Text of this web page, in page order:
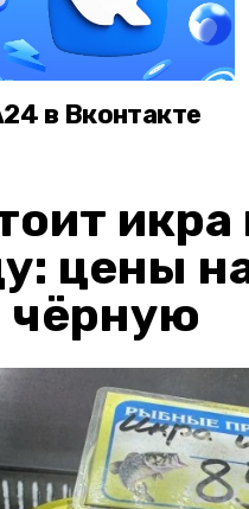
в Вконтакте
цены
чёрную